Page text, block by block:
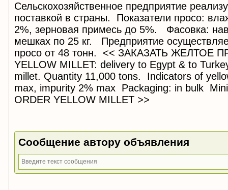
Сельскохозяйственное предприятие
поставкой в страны. Показатели просо:
2%, зерновая примесь до 5%. Фасовка:
мешках по 25 кг. Предприятие
просо от 48 тонн. << ЗАКАЗАТЬ ЖЕЛТОЕ
YELLOW MILLET: delivery to Egypt & to
millet. Quantity 11,000 tons. Indicators of
max, impurity 2% max Packaging: in bulk
ORDER YELLOW MILLET >>
Сообщение автору объявления